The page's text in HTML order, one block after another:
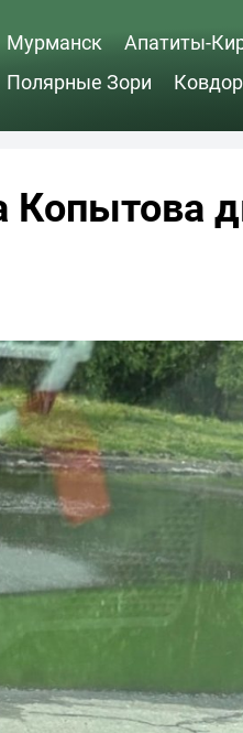
Мурманск Апатиты-
Полярные Зори
Ковдор